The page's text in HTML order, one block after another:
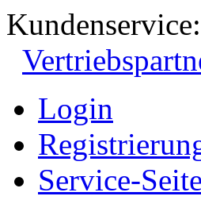
Kundenservice:
Login
Service-